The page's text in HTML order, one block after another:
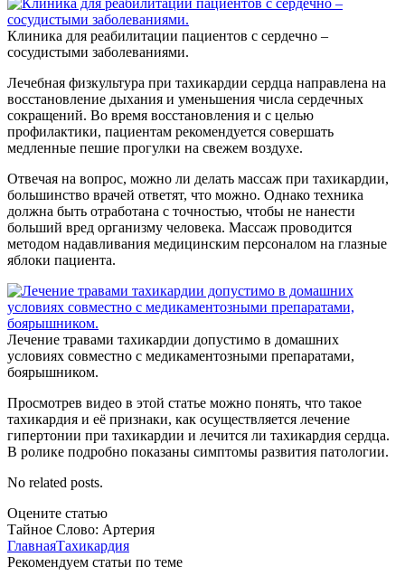
Клиника для реабилитации пациентов с сердечно –
сосудистыми заболеваниями.
Лечебная физкультура при тахикардии сердца направлена на
восстановление дыхания и уменьшения числа сердечных
сокращений. Во время восстановления и с целью
профилактики, пациентам рекомендуется совершать
медленные пешие прогулки на свежем воздухе.
Отвечая на вопрос, можно ли делать массаж при тахикардии,
большинство врачей ответят, что можно. Однако техника
должна быть отработана с точностью, чтобы не нанести
больший вред организму человека. Массаж проводится
методом надавливания медицинским персоналом на глазные
яблоки пациента.
Лечение травами тахикардии допустимо в домашних
условиях совместно с медикаментозными препаратами,
боярышником.
Просмотрев видео в этой статье можно понять, что такое
тахикардия и её признаки, как осуществляется лечение
гипертонии при тахикардии и лечится ли тахикардия сердца.
В ролике подробно показаны симптомы развития патологии.
No related posts.
Оцените статью
Тайное Слово: Артерия
ГлавнаяТахикардия
Рекомендуем статьи по теме